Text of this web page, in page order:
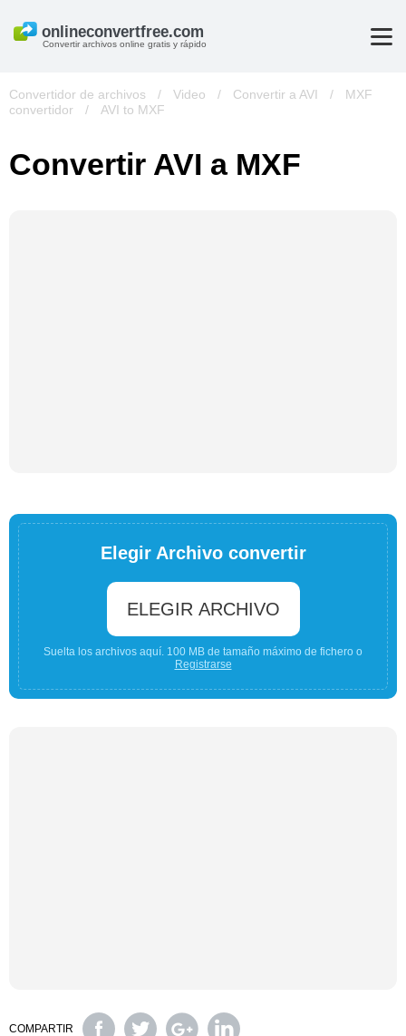
Convertir archivos online gratis y rápido
Convertidor de archivos / Video / Convertir a AVI /
MXF
convertidor
/ AVI to MXF
Convertir AVI a MXF
Elegir Archivo convertir
ELEGIR ARCHIVO
Suelta los archivos aquí. 100 MB de tamaño máximo de fichero o
Registrarse
COMPARTIR